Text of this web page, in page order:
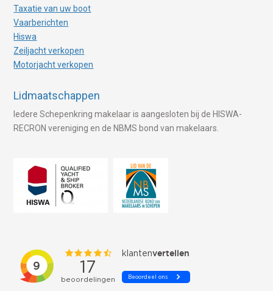
Taxatie van uw boot
Vaarberichten
Hiswa
Zeiljacht verkopen
Motorjacht verkopen
Lidmaatschappen
Iedere Schepenkring makelaar is aangesloten bij de HISWA-
RECRON vereniging en de NBMS bond van makelaars.